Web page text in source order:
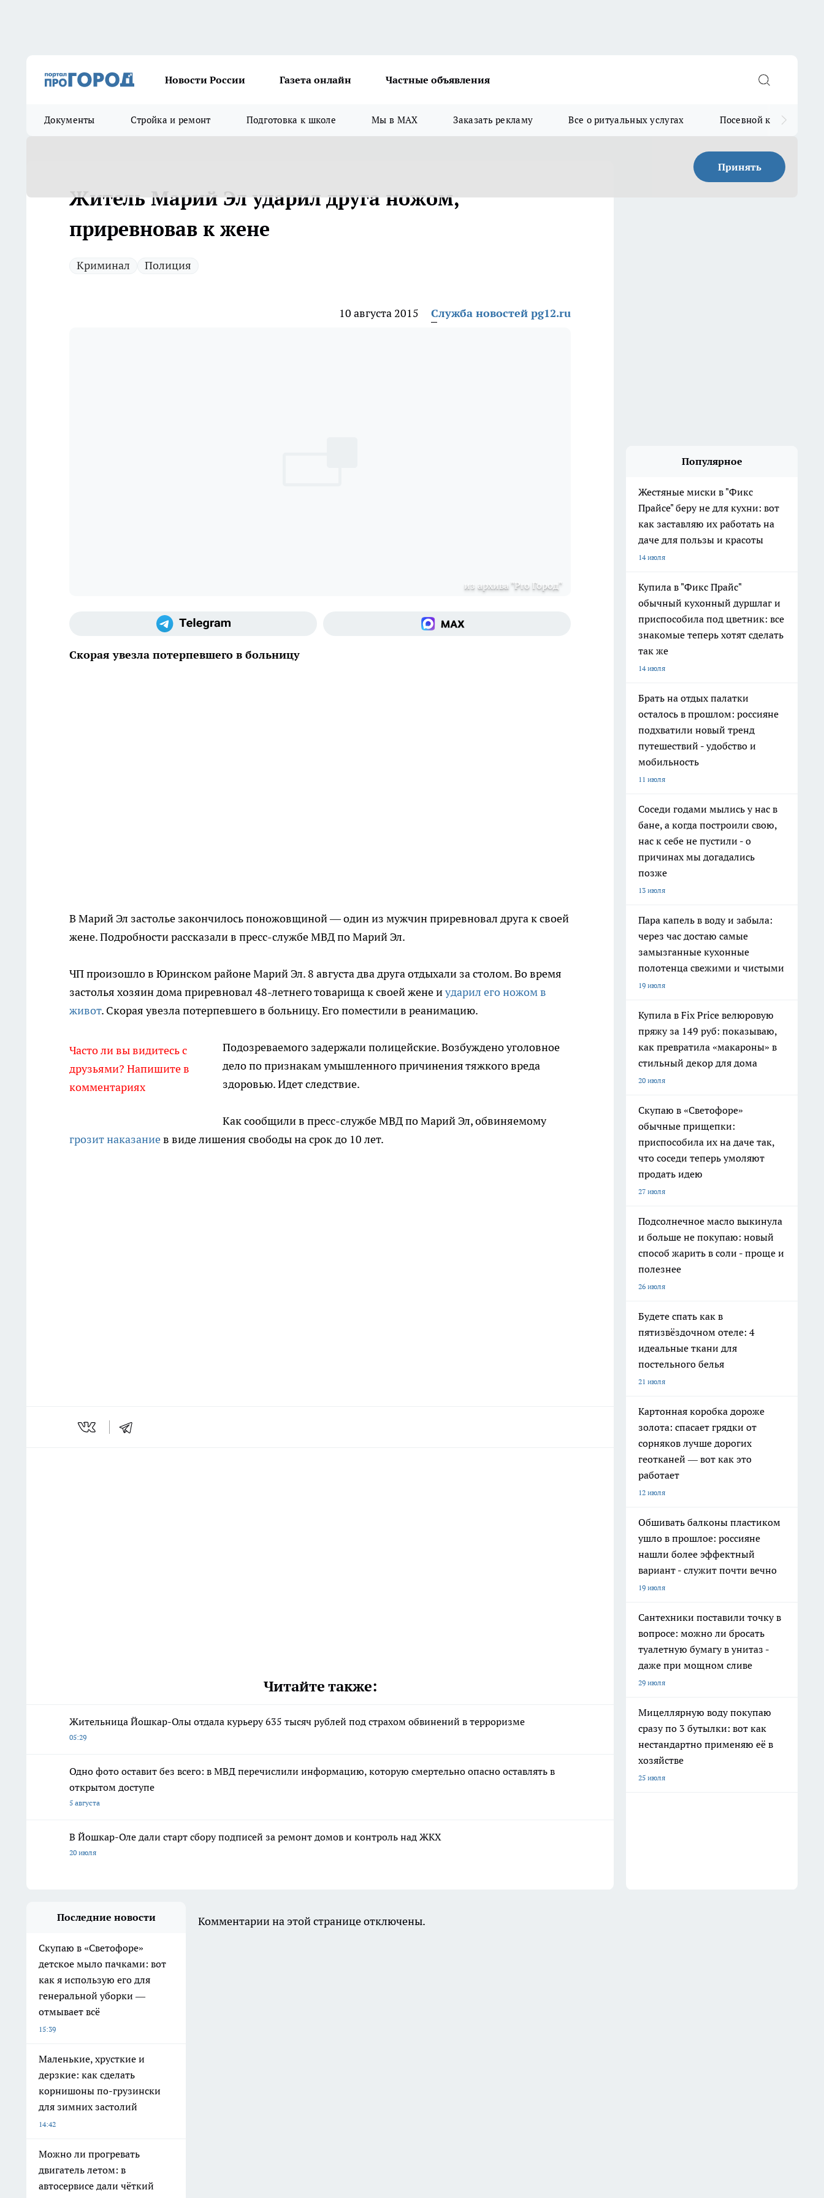
Новости России Газета онлайн Частные объявления
Документы Стройка и ремонт Подготовка к школе Мы в MAX Заказать рекламу Все о ритуальных услугах Посевной календарь
Принять
Житель Марий Эл ударил друга ножом,
приревновав к жене
Криминал Полиция
10 августа 2015 Служба новостей pg12.ru
из архива "Pro Город"
Скорая увезла потерпевшего в больницу
В Марий Эл застолье закончилось поножовщиной — один из мужчин приревновал друга к своей
жене. Подробности рассказали в пресс-службе МВД по Марий Эл.
ЧП произошло в Юринском районе Марий Эл. 8 августа два друга отдыхали за столом. Во время
застолья хозяин дома приревновал 48-летнего товарища к своей жене иударил его ножом в
живот. Скорая увезла потерпевшего в больницу. Его поместили в реанимацию.
Часто ли вы видитесь с
друзьями? Напишите в
комментариях
Подозреваемого задержали полицейские. Возбуждено уголовное
дело по признакам умышленного причинения тяжкого вреда
здоровью. Идет следствие.
Как сообщили в пресс-службе МВД по Марий Эл, обвиняемому
грозит наказаниев виде лишения свободы на срок до 10 лет.
Читайте также:
Жительница Йошкар-Олы отдала курьеру 635 тысяч рублей под страхом обвинений в терроризме
05:29
Одно фото оставит без всего: в МВД перечислили информацию, которую смертельно опасно оставлять в
открытом доступе
5 августа
В Йошкар-Оле дали старт сбору подписей за ремонт домов и контроль над ЖКХ
20 июля
Популярное
Жестяные миски в "Фикс
Прайсе" беру не для кухни: вот
как заставляю их работать на
даче для пользы и красоты
14 июля
Купила в "Фикс Прайс"
обычный кухонный дуршлаг и
приспособила под цветник: все
знакомые теперь хотят сделать
так же
14 июля
Брать на отдых палатки
осталось в прошлом: россияне
подхватили новый тренд
путешествий - удобство и
мобильность
11 июля
Соседи годами мылись у нас в
бане, а когда построили свою,
нас к себе не пустили - о
причинах мы догадались
позже
13 июля
Пара капель в воду и забыла:
через час достаю самые
замызганные кухонные
полотенца свежими и чистыми
19 июля
Купила в Fix Price велюровую
пряжу за 149 руб: показываю,
как превратила «макароны» в
стильный декор для дома
20 июля
Скупаю в «Светофоре»
обычные прищепки:
приспособила их на даче так,
что соседи теперь умоляют
продать идею
27 июля
Подсолнечное масло выкинула
и больше не покупаю: новый
способ жарить в соли - проще и
полезнее
26 июля
Будете спать как в
пятизвёздочном отеле: 4
идеальные ткани для
постельного белья
21 июля
Картонная коробка дороже
золота: спасает грядки от
сорняков лучше дорогих
геотканей — вот как это
работает
12 июля
Обшивать балконы пластиком
ушло в прошлое: россияне
нашли более эффектный
вариант - служит почти вечно
19 июля
Сантехники поставили точку в
вопросе: можно ли бросать
туалетную бумагу в унитаз -
даже при мощном сливе
29 июля
Мицеллярную воду покупаю
сразу по 3 бутылки: вот как
нестандартно применяю её в
хозяйстве
25 июля
Последние новости
Скупаю в «Светофоре»
детское мыло пачками: вот
как я использую его для
генеральной уборки —
отмывает всё
15:39
Маленькие, хрусткие и
дерзкие: как сделать
корнишоны по-грузински
для зимних застолий
14:42
Можно ли прогревать
двигатель летом: в
автосервисе дали чёткий
Комментарии на этой странице отключены.